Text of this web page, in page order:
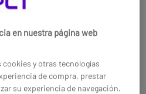
comunicaciones profesionales
Brand:Yealink
125,95 €
Ref: YEAWH63E2UC
en nuestra página web
y otras tecnologías
de compra, prestar
su experiencia de navegación.